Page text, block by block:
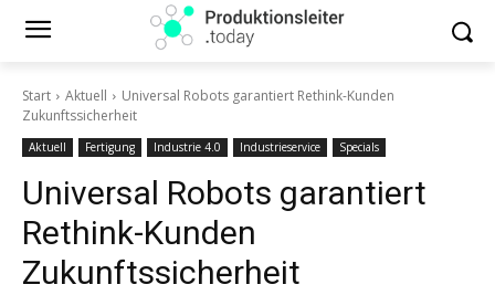
Start Aktuell
Universal Robots garantiert Rethink-Kunden
Zukunftssicherheit
Aktuell Fertigung Industrie 4.0 Industrieservice Specials
Universal Robots garantiert
Rethink-Kunden
Zukunftssicherheit